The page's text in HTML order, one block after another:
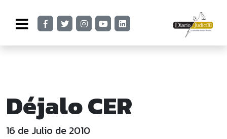
Déjalo CER
16 de Julio de 2010